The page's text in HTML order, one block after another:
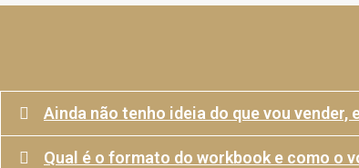
Ainda não tenho ideia do que vou vender,
Qual é o formato do workbook e como o